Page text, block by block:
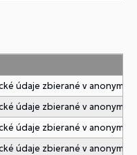
údaje zbierané v
údaje zbierané v
údaje zbierané v
údaje zbierané v